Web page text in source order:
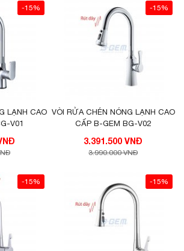
-15%
LẠNH CAO
V01
VNĐ
-15%
VÒI RỬA CHÉN NÓNG LẠNH CAO
CẤP B-GEM BG-V02
3.391.500 VNĐ
3.990.000 VNĐ
-15% -15%